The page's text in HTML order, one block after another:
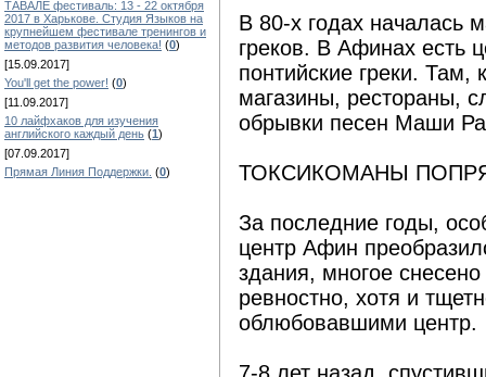
ТАВАЛЕ фестиваль: 13 - 22 октября
2017 в Харькове. Студия Языков на
крупнейшем фестивале тренингов и
методов развития человека! (0)
[15.09.2017]
You'll get the power! (0)
[11.09.2017]
10 лайфхаков для изучения
английского каждый день (1)
[07.09.2017]
Прямая Линия Поддержки. (0)
В 80-х годах началась
греков. В Афинах есть
понтийские греки. Там,
магазины, рестораны,
обрывки песен Маши
ТОКСИКОМАНЫ
За последние годы,
центр Афин
здания, многое
ревностно, хотя и
облюбовавшими центр.